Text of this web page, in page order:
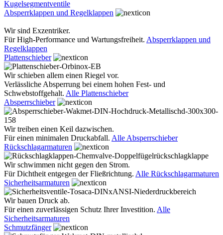
Kugelsegmentventile
Absperrklappen und Regelklappen
Wir sind Exzentriker.
Für High-Performance und Wartungsfreiheit. Absperrklappen und
Regelklappen
Plattenschieber
Wir schieben allem einen Riegel vor.
Verlässliche Absperrung bei einem hohen Fest- und
Schwebstoffgehalt. Alle Plattenschieber
Absperrschieber
Wir treiben einen Keil dazwischen.
Für einen minimalen Druckabfall. Alle Absperrschieber
Rückschlagarmaturen
Wir schwimmen nicht gegen den Strom.
Für Dichtheit entgegen der Fließrichtung. Alle Rückschlagarmaturen
Sicherheitsarmaturen
Wir bauen Druck ab.
Für einen zuverlässigen Schutz Ihrer Investition. Alle
Sicherheitsarmaturen
Schmutzfänger